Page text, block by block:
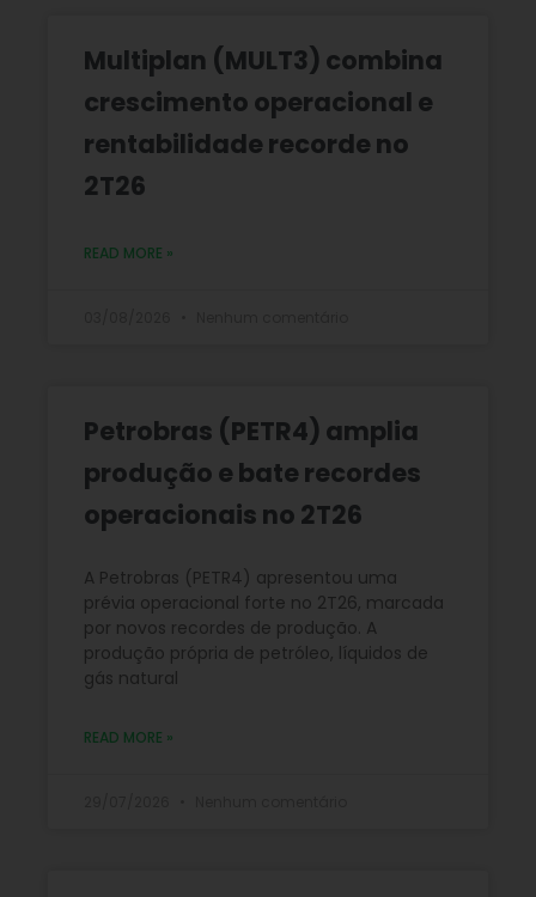
Multiplan (MULT3) combina
crescimento operacional e
rentabilidade recorde no
2T26
READ MORE »
Petrobras (PETR4) amplia
produção e bate recordes
operacionais no 2T26
A Petrobras (PETR4) apresentou uma
prévia operacional forte no 2T26, marcada
por novos recordes de produção. A
produção própria de petróleo, líquidos de
gás natural
READ MORE »